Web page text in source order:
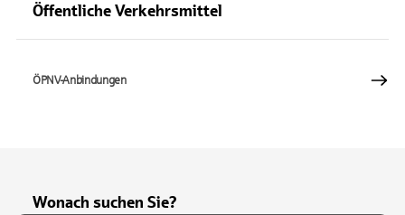
Öffentliche Verkehrsmittel
ÖPNV-Anbindungen
Wonach suchen Sie?